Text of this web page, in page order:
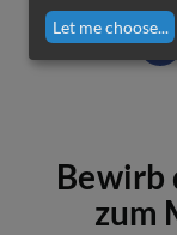
Bewirb
zum
Let me choose...